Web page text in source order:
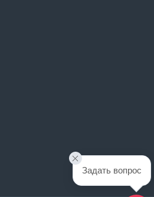
Задать вопрос